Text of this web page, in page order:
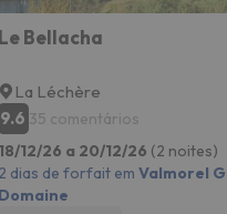
Le Bellacha
La Léchère
9.6 35 comentários
18/12/26 a 20/12/26 (2 noites)
2 dias de forfait em Valmorel
Domaine